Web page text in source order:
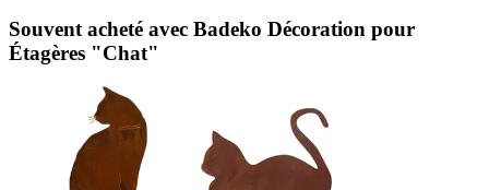
Souvent acheté avec Badeko Décoration pour
Étagères "Chat"